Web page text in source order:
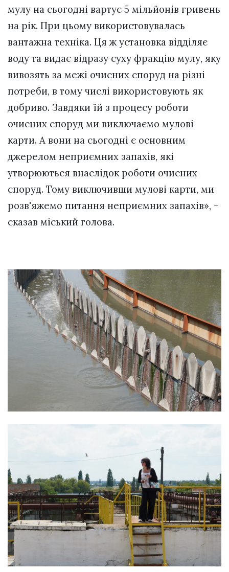
мулу на сьогодні вартує 5 мільйонів гривень
на рік. При цьому використовувалась
вантажна техніка. Ця ж установка відділяє
воду та видає відразу суху фракцію мулу, яку
вивозять за межі очисних споруд на різні
потреби, в тому числі використовують як
добриво. Завдяки їй з процесу роботи
очисних споруд ми виключаємо мулові
карти. А вони на сьогодні є основним
джерелом неприємних запахів, які
утворюються внаслідок роботи очисних
споруд. Тому виключивши мулові карти, ми
розв'яжемо питання неприємних запахів», –
сказав міський голова.